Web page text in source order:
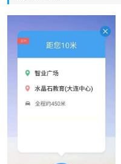
《阳羡行司机端》软件优
资料
更好地应对各种客户需
2)及时收到最新订单信
高接单效率。